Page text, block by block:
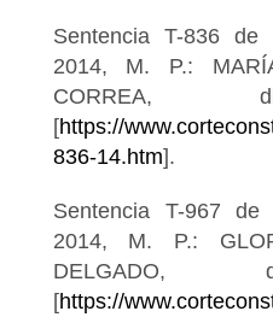
Sentencia T-836
2014, M. P.:
CORREA,
[https://
836-14.htm].
Sentencia T-967
2014, M. P.:
DELGADO,
[https://